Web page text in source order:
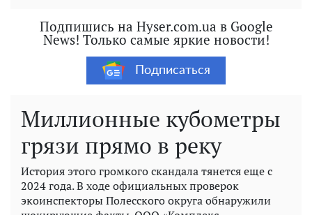
Подпишись на Hyser.com.ua в Google
News! Только самые яркие новости!
Подписаться
Миллионные кубометры
грязи прямо в реку
История этого громкого скандала тянется еще с
2024 года. В ходе официальных проверок
экоинспекторы Полесского округа обнаружили